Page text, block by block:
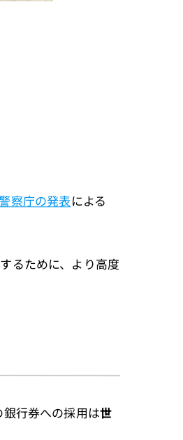
察庁の発表による
るために、より高度
行券への採用は世